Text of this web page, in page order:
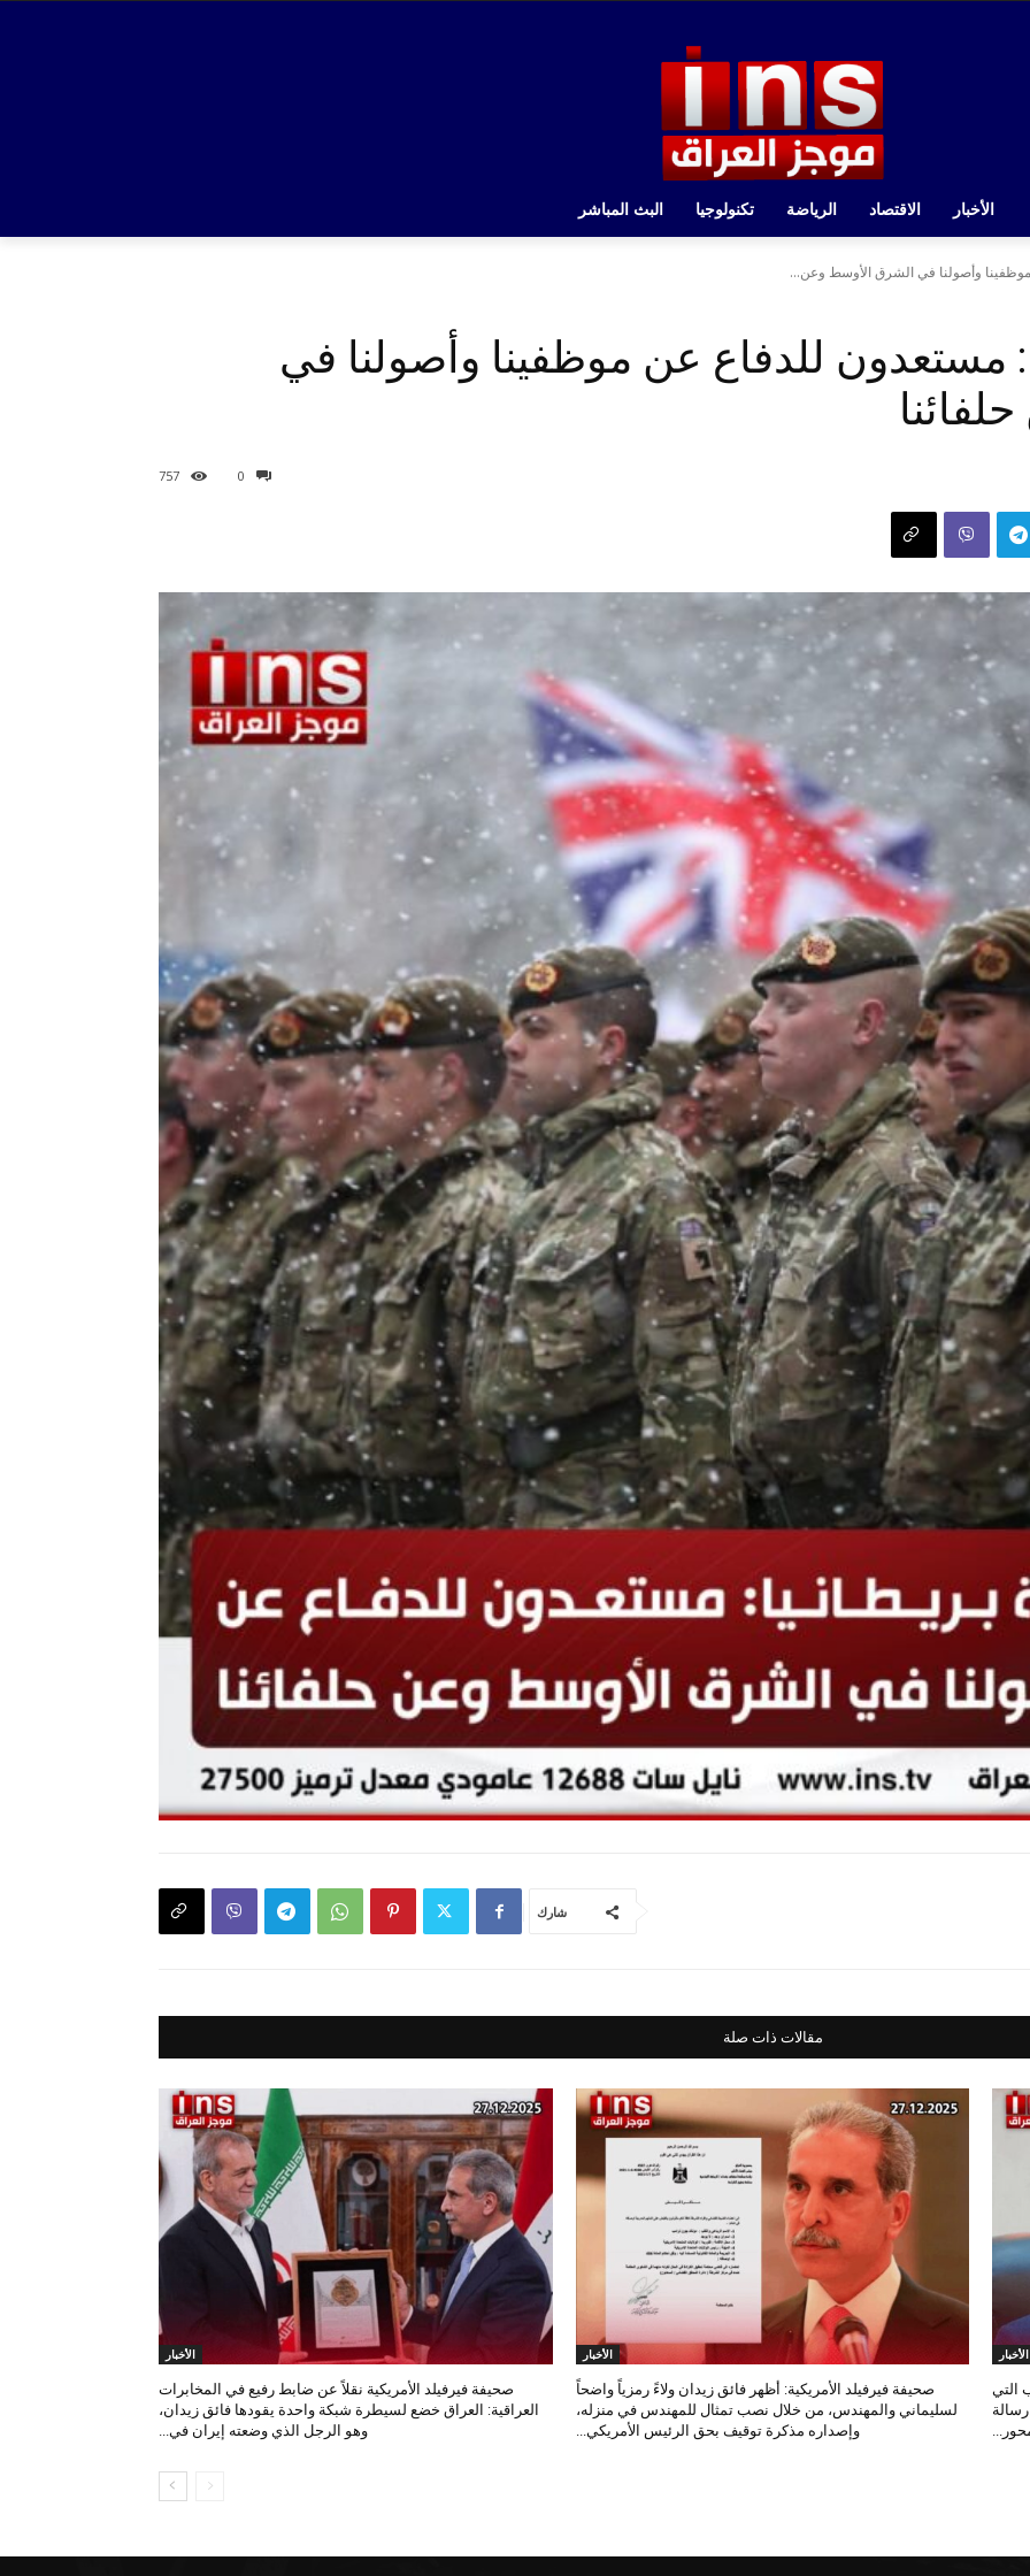
الأخبار الاقتصاد الرياضة تكنولوجيا البث المباشر
وأصولنا في الشرق الأوسط وعن...
مستعدون للدفاع عن موظفينا وأصولنا في
0
757
شارك
مقالات ذات صلة
الأخبار
التي
الأخبار
صحيفة فيرفيلد الأمريكية: أظهر فائق زيدان ولاءً رمزياً واضحاً
لسليماني والمهندس، من خلال نصب تمثال للمهندس في منزله،
وإصداره مذكرة توقيف بحق الرئيس الأمريكي...
الأخبار
صحيفة فيرفيلد الأمريكية نقلاً عن ضابط رفيع في المخابرات
العراقية: العراق خضع لسيطرة شبكة واحدة يقودها فائق زيدان،
وهو الرجل الذي وضعته إيران في...